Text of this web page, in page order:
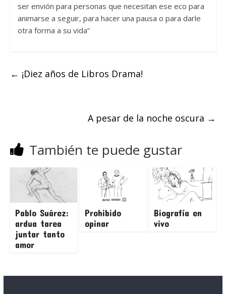
ser envión para personas que necesitan ese eco para
animarse a seguir, para hacer una pausa o para darle
otra forma a su vida”
← ¡Diez años de Libros Drama!
A pesar de la noche oscura →
También te puede gustar
Pablo Suárez:
ardua tarea
juntar tanto
amor
Prohibido
opinar
Biografía en
vivo